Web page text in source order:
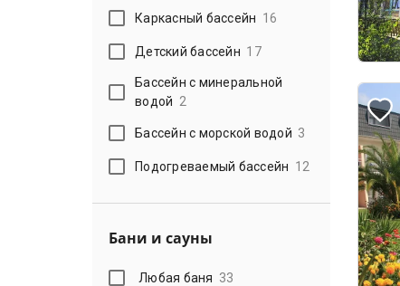
Каркасный бассейн 16
Детский бассейн 17
Бассейн с минеральной
водой 2
Бассейн с морской водой 3
Подогреваемый бассейн 12
Бани и сауны
Любая баня 33